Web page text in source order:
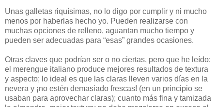
Unas galletas riquísimas, no lo digo por cumplir y ni mucho
menos por haberlas hecho yo. Pueden realizarse con
muchas opciones de relleno, aguantan mucho tiempo y
pueden ser adecuadas para “esas” grandes ocasiones.
Otras claves que podrían ser o no ciertas, pero que he leído:
el merengue italiano produce mejores resultados de textura
y aspecto; lo ideal es que las claras lleven varios días en la
nevera y ¡no estén demasiado frescas! (en un principio se
usaban para aprovechar claras); cuanto más fina y tamizada